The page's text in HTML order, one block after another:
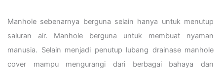
Manhole sebenarnya berguna selain hanya untuk menutup
saluran air. Manhole berguna untuk membuat nyaman
manusia. Selain menjadi penutup lubang drainase manhole
cover mampu mengurangi dari berbagai bahaya dan